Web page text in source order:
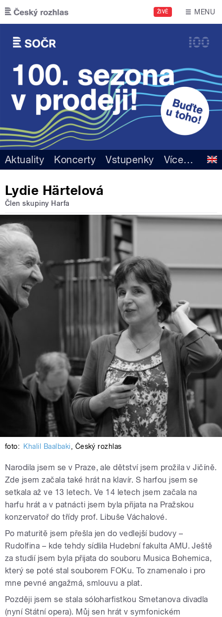
Přejít k hlavnímu obsahu
ŽIVĚ MENU
Aktuality Koncerty Vstupenky Více…
Lydie Härtelová
Člen skupiny Harfa
foto: Khalil Baalbaki, Český rozhlas
Narodila jsem se v Praze, ale dětství jsem prožila v Jičíně.
Zde jsem začala také hrát na klavír. S harfou jsem se
setkala až ve 13 letech. Ve 14 letech jsem začala na
harfu hrát a v patnácti jsem byla přijata na Pražskou
konzervatoř do třídy prof. Libuše Váchalové.
Po maturitě jsem přešla jen do vedlejší budovy –
Rudolfina – kde tehdy sídlila Hudební fakulta AMU. Ještě
za studií jsem byla přijata do souboru Musica Bohemica,
který se poté stal souborem FOKu. To znamenalo i pro
mne pevné angažmá, smlouvu a plat.
Později jsem se stala sóloharfistkou Smetanova divadla
(nyní Státní opera). Můj sen hrát v symfonickém